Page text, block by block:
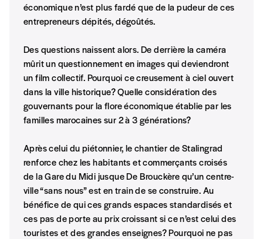
économique n’est plus fardé que de la pudeur de ces
entrepreneurs dépités, dégoûtés.
Des questions naissent alors. De derrière la caméra
mûrit un questionnement en images qui deviendront
un film collectif. Pourquoi ce creusement à ciel ouvert
dans la ville historique? Quelle considération des
gouvernants pour la flore économique établie par les
familles marocaines sur 2 à 3 générations?
Après celui du piétonnier, le chantier de Stalingrad
renforce chez les habitants et commerçants croisés
de la Gare du Midi jusque De Brouckère qu’un centre-
ville “sans nous” est en train de se construire. Au
bénéfice de qui ces grands espaces standardisés et
ces pas de porte au prix croissant si ce n’est celui des
touristes et des grandes enseignes? Pourquoi ne pas